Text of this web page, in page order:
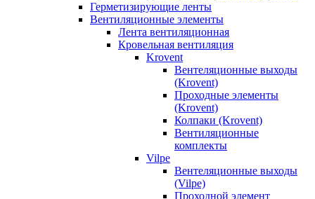
Герметизирующие ленты
Вентиляционные элементы
Лента вентиляционная
Кровельная вентиляция
Krovent
Вентеляционные выходы
(Krovent)
Проходные элементы
(Krovent)
Колпаки (Krovent)
Вентиляционные
комплекты
Vilpe
Вентеляционные выходы
(Vilpe)
Проходной элемент